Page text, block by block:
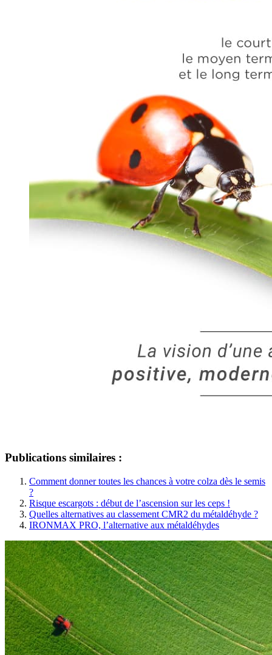
Publications similaires :
Comment donner toutes les chances à votre colza dès le semis
?
Risque escargots : début de l’ascension sur les ceps !
Quelles alternatives au classement CMR2 du métaldéhyde ?
IRONMAX PRO, l’alternative aux métaldéhydes